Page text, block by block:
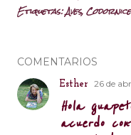
Etiquetas:Aves
COMENTARIOS
Esther 26 de
Hola
acuerdo